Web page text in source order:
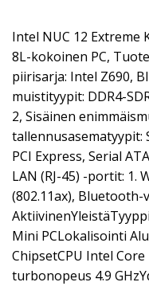
Intel NUC 12 Extreme
8L-kokoinen PC,
piirisarja: Intel Z690,
muistityypit: DDR4-
2, Sisäinen
tallennusasematyypit:
PCI Express, Serial
LAN (RJ-45) -portit: 1.
(802.11ax), Bluetooth-
Mini PCLokalisointi
ChipsetCPU Intel
turbonopeus 4.9